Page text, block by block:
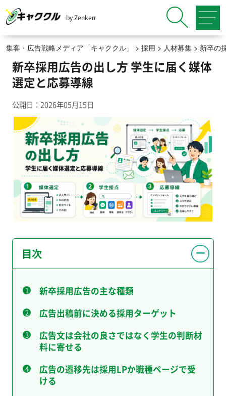
by Zenken
集客・広告戦略メディア「キャククル」 > 採用 > 人材募集> 新卒の
新卒採用広告の出し方 学生に届く媒体
選定と応募導線
公開日：2026年05月15日
目次
新卒採用広告の主な種類
広告出稿前に決める採用ターゲット
広告文は会社の良さではなく学生の判断材
料に寄せる
広告の遷移先は採用LPか職種ページで受
ける